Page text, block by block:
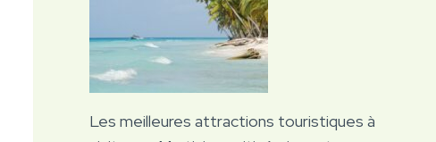
Les meilleures attractions touristiques à